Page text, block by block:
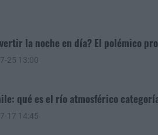
la noche en día? El polémico
25 13:00
qué es el río atmosférico
17 14:45